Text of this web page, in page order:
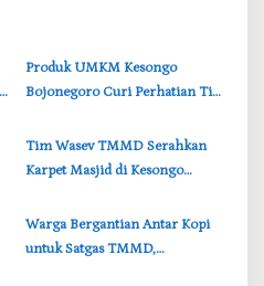
‎Produk UMKM Kesongo
Bojonegoro Curi Perhatian Tim
Herry Beri Pujian
‎Tim Wasev TMMD Serahkan
Karpet Masjid di Kesongo
Kepedulian TNI
‎Warga Bergantian Antar Kopi
untuk Satgas TMMD,